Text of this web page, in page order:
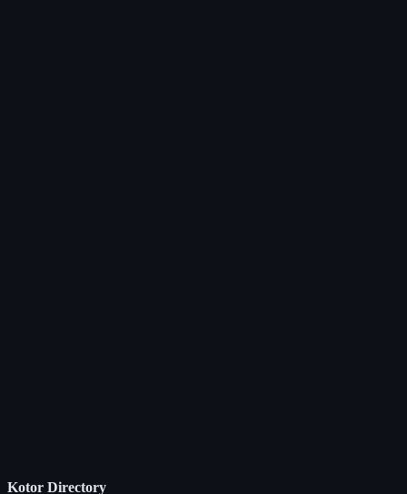
Kotor Directory